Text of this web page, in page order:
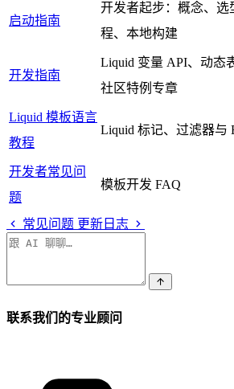
启动指南
开发者起步：概念、选
程、本地构建
开发指南
Liquid 变量 API、动态
社区特例专章
Liquid 模板语言
教程
Liquid 标记、过滤器与
开发者常见问
题
模板开发 FAQ
常见问题 更新日志
联系我们的专业顾问